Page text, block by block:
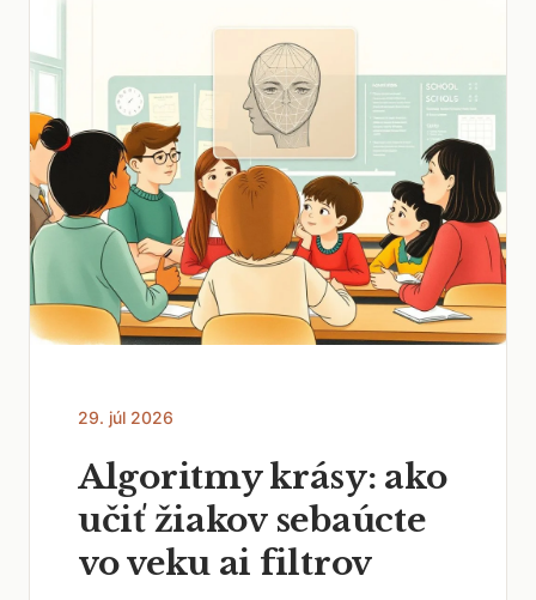
29. júl 2026
Algoritmy krásy: ako
učiť žiakov sebaúcte
vo veku ai filtrov